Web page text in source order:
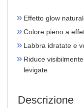
Effetto glow
Colore pieno a
Labbra idratate e
Riduce
levigate
Descrizione